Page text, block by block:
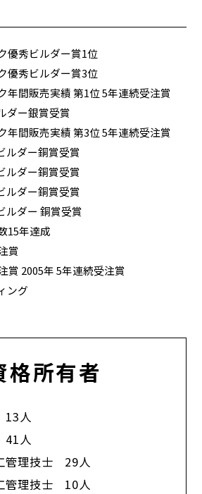
優秀ビルダー賞1位
優秀ビルダー賞3位
年間販売実績 第1位 5年連続受注賞
ダー銀賞受賞
年間販売実績 第3位 5年連続受注賞
ルダー銅賞受賞
ルダー銅賞受賞
ルダー銅賞受賞
ルダー 銅賞受賞
15年達成
賞
賞 2005年 5年連続受注賞
ング
格所有者
13人
41人
管理技士 29人
管理技士 10人